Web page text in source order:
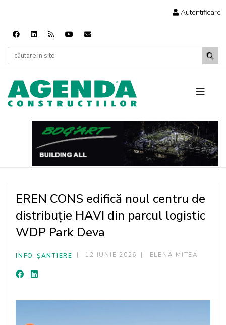
Autentificare
EREN CONS edifică noul centru de
distribuție HAVI din parcul logistic
WDP Park Deva
INFO-ȘANTIERE 12 IUNIE 2026 ELENA MITEA